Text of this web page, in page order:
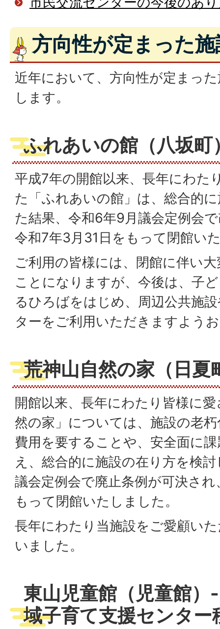
方向性が定まった施
近年において、方向性が定まっ
します。
ふれあいの館（八坂町
平成7年の開館以来、長年にわた
た「ふれあいの館」は、総合的
た結果、令和6年9月議会定例会
令和7年3月31日をもって閉館い
ご利用の皆様には、閉館に伴い
ことになりますが、今後は、子
るひろばをはじめ、周辺公共施
ターをご利用いただきますよう
荒神山自然の家（日夏
開館以来、長年にわたり皆様に
然の家」については、施設の老
費用を要することや、安全面に
え、総合的に施設の在り方を検
議会定例会で廃止条例が可決さ
もって閉館いたしました。
長年にわたり当施設をご愛顧い
いました。
東山児童館（児童館）
域子育て支援センター